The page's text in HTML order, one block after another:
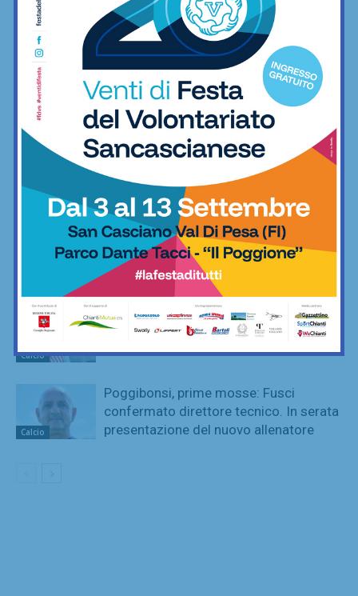
Calcio
Poggibonsi, il nuovo allenatore per
l’Eccellenza è Marco Guidi
Anastasia Chechi, figlia di Jury,
convocata nella Nazionale Young
Riders agli Europei di equitazione
È ripescaggio: il Grassina fa festa e
torna in Serie D dopo 5 anni
SportLab21 non va in vacanza: palestra
aperta per tutto il mese di agosto
Calcio
San Polo, un Niccolò Nocentini in più…
nel motore: altro nuovo acquisto
Calcio
Poggibonsi, prime mosse: Fusci
confermato direttore tecnico. In serata
presentazione del nuovo allenatore